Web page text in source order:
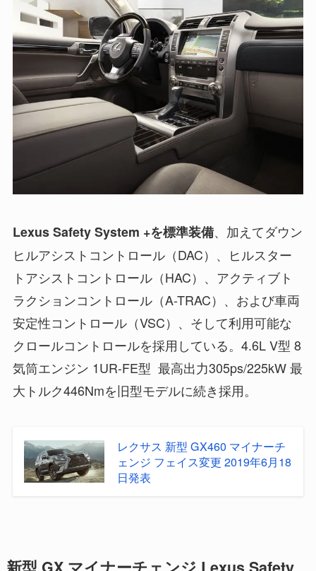
Lexus Safety System +を標準装備、加えてダウン
ヒルアシストコントロール（DAC）、ヒルスター
トアシストコントロール（HAC）、アクティブト
ラクションコントロール（A-TRAC）、および車両
安定性コントロール（VSC）、そして利用可能な
クロールコントロールを採用している。4.6L V型 8
気筒エンジン 1UR-FE型 最高出力305ps/225kW 最
大トルク446Nmを旧型モデルに続き採用。
レクサス 新型 GX460 マイナーチ
ェンジ フェイス変更 2019年6月18
日発表